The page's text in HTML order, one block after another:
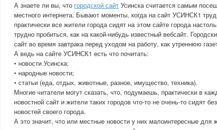
А знаете ли вы, что городской сайт Усинска считается самым
местного интернета. Бывают моменты, когда на сайт УСИНСК1
практически все жители города сидят на этом сайте города
трудно пробиться, как на какой-нибудь известный вебсайт.
сайт во время завтрака перед уходом на работу, как утреннюю
А ведь на сайте УСИНСК1 есть что почитать:
• новости Усинска;
• народные новости;
• статьи (еда, отдых, животные, разное, имущество, техника).
Многие читатели могут сказать, что, подумаешь, практически в
новостной сайт и жители таких городов что-то не очень-то сидят
новостей своего города.
А это значит, что или местные новости у них малоинтересные для